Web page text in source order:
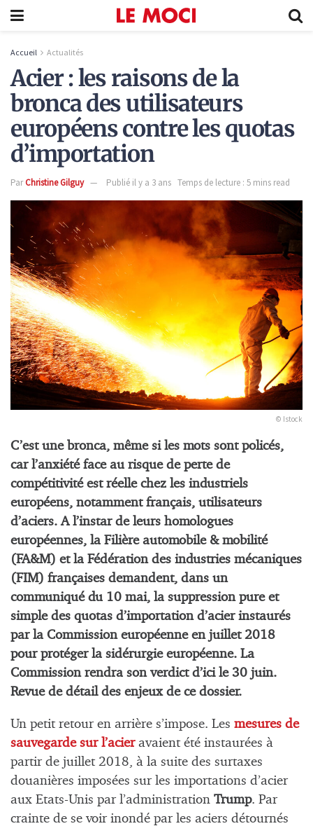
Accueil Actualités
Acier : les raisons de la
bronca des utilisateurs
européens contre les quotas
d’importation
ParChristine Gilguy Publié il y a 3 ans Temps de lecture : 5 mins read
© Istock
C’est une bronca, même si les mots sont policés,
car l’anxiété face au risque de perte de
compétitivité est réelle chez les industriels
européens, notamment français, utilisateurs
d’aciers. A l’instar de leurs homologues
européennes, la Filière automobile & mobilité
(FA&M) et la Fédération des industries mécaniques
(FIM) françaises demandent, dans un
communiqué du 10 mai, la suppression pure et
simple des quotas d’importation d’acier instaurés
par la Commission européenne en juillet 2018
pour protéger la sidérurgie européenne. La
Commission rendra son verdict d’ici le 30 juin.
Revue de détail des enjeux de ce dossier.
Un petit retour en arrière s’impose. Les mesures de
sauvegarde sur l’acieravaient été instaurées à
partir de juillet 2018, à la suite des surtaxes
douanières imposées sur les importations d’acier
aux Etats-Unis par l’administration Trump. Par
crainte de se voir inondé par les aciers détournés